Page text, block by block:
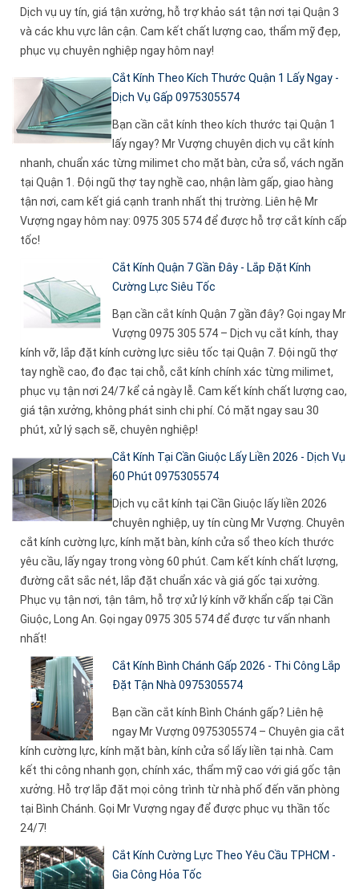
Dịch vụ uy tín, giá tận xưởng, hỗ trợ khảo sát tận nơi tại Quận 3
và các khu vực lân cận. Cam kết chất lượng cao, thẩm mỹ đẹp,
phục vụ chuyên nghiệp ngay hôm nay!
Cắt Kính Theo Kích Thước Quận 1 Lấy Ngay -
Dịch Vụ Gấp 0975305574
Bạn cần cắt kính theo kích thước tại Quận 1
lấy ngay? Mr Vượng chuyên dịch vụ cắt kính
nhanh, chuẩn xác từng milimet cho mặt bàn, cửa sổ, vách ngăn
tại Quận 1. Đội ngũ thợ tay nghề cao, nhận làm gấp, giao hàng
tận nơi, cam kết giá cạnh tranh nhất thị trường. Liên hệ Mr
Vượng ngay hôm nay: 0975 305 574 để được hỗ trợ cắt kính cấp
tốc!
Cắt Kính Quận 7 Gần Đây - Lắp Đặt Kính
Cường Lực Siêu Tốc
Bạn cần cắt kính Quận 7 gần đây? Gọi ngay Mr
Vượng 0975 305 574 – Dịch vụ cắt kính, thay
kính vỡ, lắp đặt kính cường lực siêu tốc tại Quận 7. Đội ngũ thợ
tay nghề cao, đo đạc tại chỗ, cắt kính chính xác từng milimet,
phục vụ tận nơi 24/7 kể cả ngày lễ. Cam kết kính chất lượng cao,
giá tận xưởng, không phát sinh chi phí. Có mặt ngay sau 30
phút, xử lý sạch sẽ, chuyên nghiệp!
Cắt Kính Tại Cần Giuộc Lấy Liền 2026 - Dịch Vụ
60 Phút 0975305574
Dịch vụ cắt kính tại Cần Giuộc lấy liền 2026
chuyên nghiệp, uy tín cùng Mr Vượng. Chuyên
cắt kính cường lực, kính mặt bàn, kính cửa sổ theo kích thước
yêu cầu, lấy ngay trong vòng 60 phút. Cam kết kính chất lượng,
đường cắt sắc nét, lắp đặt chuẩn xác và giá gốc tại xưởng.
Phục vụ tận nơi, tận tâm, hỗ trợ xử lý kính vỡ khẩn cấp tại Cần
Giuộc, Long An. Gọi ngay 0975 305 574 để được tư vấn nhanh
nhất!
Cắt Kính Bình Chánh Gấp 2026 - Thi Công Lắp
Đặt Tận Nhà 0975305574
Bạn cần cắt kính Bình Chánh gấp? Liên hệ
ngay Mr Vượng 0975305574 – Chuyên gia cắt
kính cường lực, kính mặt bàn, kính cửa sổ lấy liền tại nhà. Cam
kết thi công nhanh gọn, chính xác, thẩm mỹ cao với giá gốc tận
xưởng. Hỗ trợ lắp đặt mọi công trình từ nhà phố đến văn phòng
tại Bình Chánh. Gọi Mr Vượng ngay để được phục vụ thần tốc
24/7!
Cắt Kính Cường Lực Theo Yêu Cầu TPHCM -
Gia Công Hỏa Tốc